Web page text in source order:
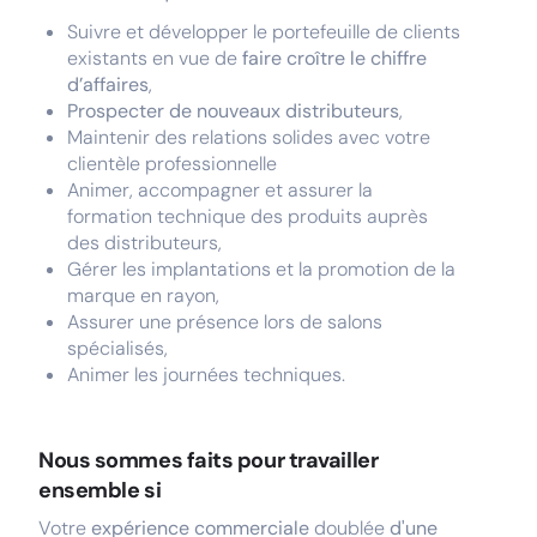
Suivre et développer le portefeuille de clients
existants en vue defaire croître le chiffre
d’affaires,
Prospecter de nouveaux distributeurs,
Maintenir des relations solides avec votre
clientèle professionnelle
Animer, accompagner et assurer la
formation technique des produits auprès
des distributeurs,
Gérer les implantations et la promotion de la
marque en rayon,
Assurer une présence lors de salons
spécialisés,
Animer les journées techniques.
Nous sommes faits pour travailler
ensemble si
Votre expérience commerciale doublée d'une